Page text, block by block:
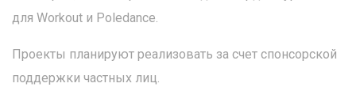
для Workout и Poledance.
Проекты планируют реализовать за счет спонсорской
поддержки частных лиц.